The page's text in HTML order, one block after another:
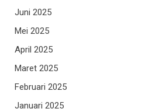
Juni 2025
Mei 2025
April 2025
Maret 2025
Februari 2025
Januari 2025